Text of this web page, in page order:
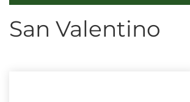
San Valentino